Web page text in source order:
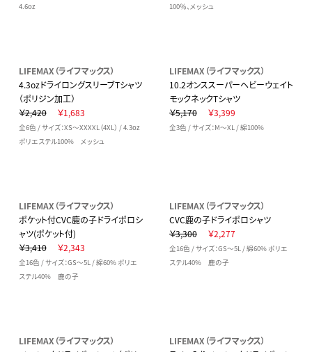
4.6oz
100％、メッシュ
LIFEMAX（ライフマックス）
4.3ozドライロングスリーブTシャツ
（ポリジン加工）
￥2,420
￥1,683
全6色 / サイズ：XS～XXXXL（4XL） / 4.3oz
ポリエステル100% メッシュ
LIFEMAX（ライフマックス）
10.2オンススーパーヘビーウェイト
モックネックTシャツ
￥5,170
￥3,399
全3色 / サイズ：M～XL / 綿100%
LIFEMAX（ライフマックス）
ポケット付CVC鹿の子ドライポロシ
ャツ(ポケット付)
￥3,410
￥2,343
全16色 / サイズ：GS～5L / 綿60% ポリエ
ステル40% 鹿の子
LIFEMAX（ライフマックス）
CVC鹿の子ドライポロシャツ
￥3,300
￥2,277
全16色 / サイズ：GS～5L / 綿60% ポリエ
ステル40% 鹿の子
LIFEMAX（ライフマックス）
LIFEMAX（ライフマックス）